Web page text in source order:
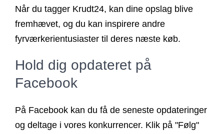
Når du tagger Krudt24, kan dine opslag blive
fremhævet, og du kan inspirere andre
fyrværkerientusiaster til deres næste køb.
Hold dig opdateret på
Facebook
På Facebook kan du få de seneste opdateringer
og deltage i vores konkurrencer. Klik på "Følg"